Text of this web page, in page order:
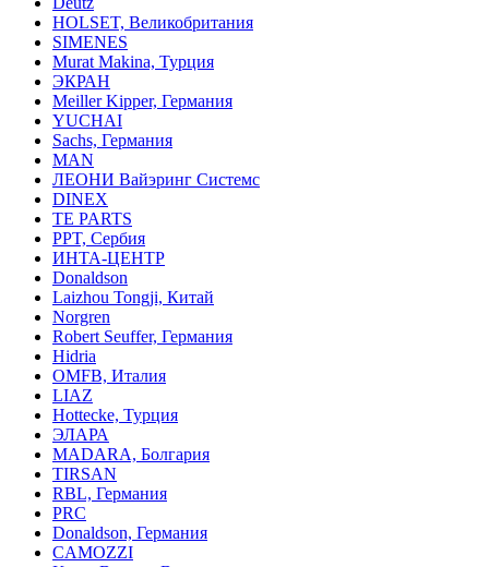
HOLSET, Великобритания
SIMENES
Murat Makina, Турция
ЭКРАН
Meiller Kipper, Германия
YUCHAI
Sachs, Германия
MAN
ЛЕОНИ Вайэринг Системс
DINEX
TE PARTS
PPT, Сербия
ИНТА-ЦЕНТР
Donaldson
Laizhou Tongji, Китай
Norgren
Robert Seuffer, Германия
Hidria
OMFB, Италия
LIAZ
Hottecke, Турция
ЭЛАРА
MADARA, Болгария
TIRSAN
RBL, Германия
PRC
Donaldson, Германия
CAMOZZI